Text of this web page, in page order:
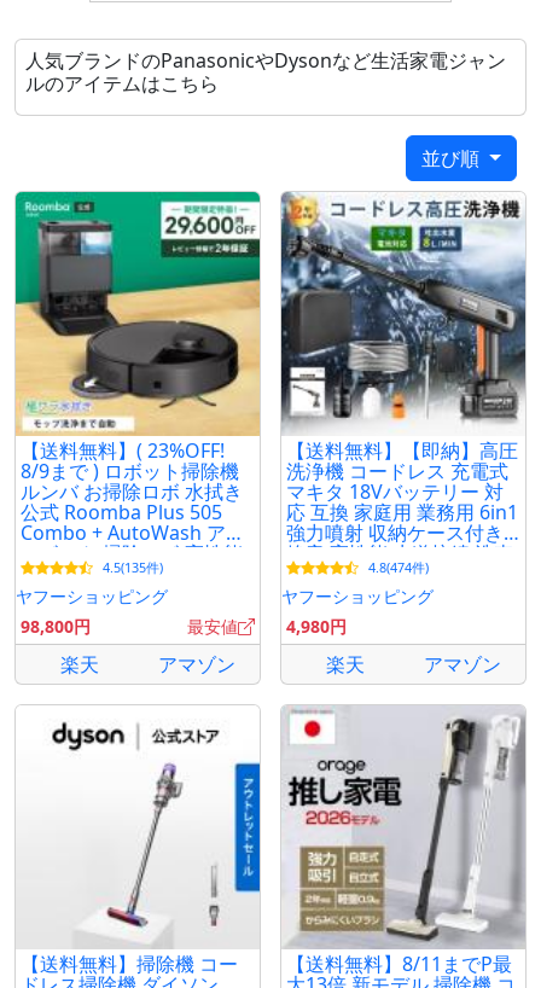
人気ブランドのPanasonicやDysonなど生活家電ジャン
ルのアイテムはこちら
並び順
【送料無料】( 23%OFF!
8/9まで ) ロボット掃除機
ルンバ お掃除ロボ 水拭き
公式 Roomba Plus 505
Combo + AutoWash アイ
ロボット 掃除ロボ 高性能
iRobot メーカー保証
4.5(135件)
ヤフーショッピング
98,800円
最安値
楽天 アマゾン
【送料無料】【即納】高圧
洗浄機 コードレス 充電式
マキタ 18Vバッテリー 対
応 互換 家庭用 業務用 6in1
強力噴射 収納ケース付き
静音 高性能 水道接続 洗車
機 大掃除 女性
4.8(474件)
ヤフーショッピング
4,980円
楽天 アマゾン
【送料無料】掃除機 コー 【送料無料】8/11までP最